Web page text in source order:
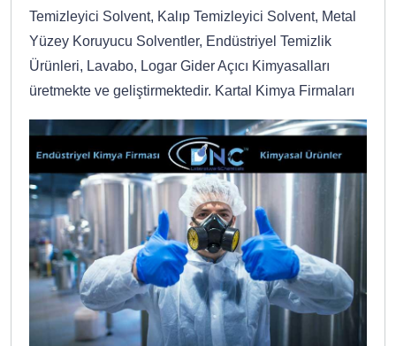
Temizleyici Solvent, Kalıp Temizleyici Solvent, Metal
Yüzey Koruyucu Solventler, Endüstriyel Temizlik
Ürünleri, Lavabo, Logar Gider Açıcı Kimyasalları
üretmekte ve geliştirmektedir. Kartal Kimya Firmaları